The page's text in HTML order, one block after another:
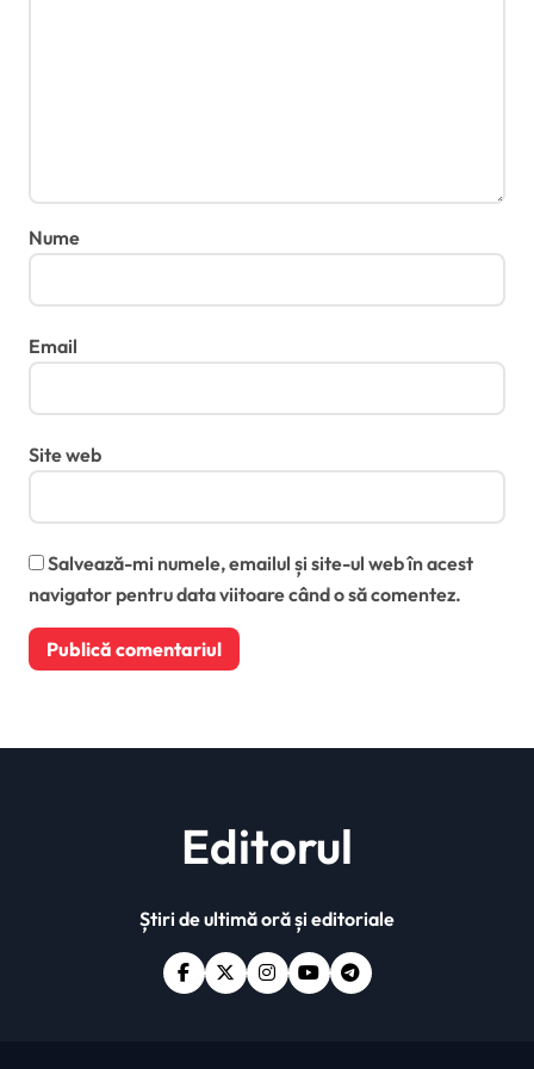
Nume
Email
Site web
Salvează-mi numele, emailul și site-ul web în acest
navigator pentru data viitoare când o să comentez.
Editorul
Știri de ultimă oră și editoriale